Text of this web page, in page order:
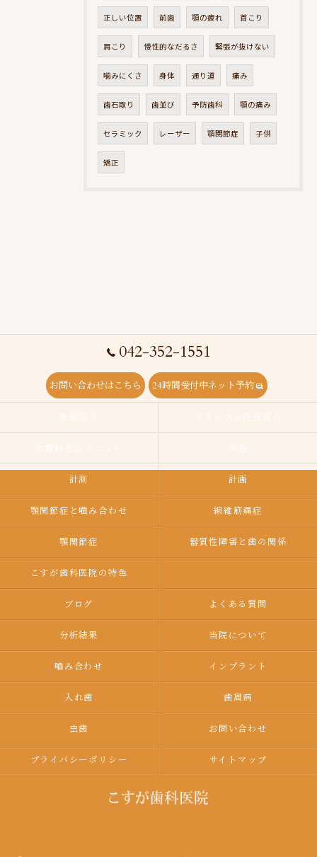
正しい位置 前歯 顎の疲れ 首こり
肩こり 慢性的なだるさ 緊張が抜けない
噛みにくさ 身体 通り道 痛み
歯石取り 歯並び 予防歯科 顎の痛み
セラミック レーザー 顎関節症 子供
矯正
042-352-1551
お問い合わせはこちら 24時間受付中ネット予約
計測 計画
顎関節症と噛み合わせ 線維筋痛症
顎関節症 器質性障害と歯の関係
こすが歯科医院の特色
ブログ よくある質問
分析結果 当院について
嚙み合わせ インプラント
入れ歯 歯周病
虫歯 お問い合わせ
プライバシーポリシー サイトマップ